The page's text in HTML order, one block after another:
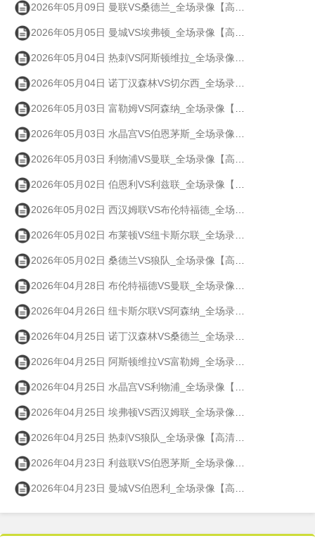
2026年05月09日 曼联VS桑德兰_全场录像【高清回放】
2026年05月05日 曼城VS埃弗顿_全场录像【高清回放】
2026年05月04日 热刺VS阿斯顿维拉_全场录像【高清回放】
2026年05月04日 诺丁汉森林VS切尔西_全场录像【高清回放】
2026年05月03日 富勒姆VS阿森纳_全场录像【高清回放】
2026年05月03日 水晶宫VS伯恩茅斯_全场录像【高清回放】
2026年05月03日 利物浦VS曼联_全场录像【高清回放】
2026年05月02日 伯恩利VS利兹联_全场录像【高清回放】
2026年05月02日 西汉姆联VS布伦特福德_全场录像【高清回放】
2026年05月02日 布莱顿VS纽卡斯尔联_全场录像【高清回放】
2026年05月02日 桑德兰VS狼队_全场录像【高清回放】
2026年04月28日 布伦特福德VS曼联_全场录像【高清回放】
2026年04月26日 纽卡斯尔联VS阿森纳_全场录像【高清回放】
2026年04月25日 诺丁汉森林VS桑德兰_全场录像【高清回放】
2026年04月25日 阿斯顿维拉VS富勒姆_全场录像【高清回放】
2026年04月25日 水晶宫VS利物浦_全场录像【高清回放】
2026年04月25日 埃弗顿VS西汉姆联_全场录像【高清回放】
2026年04月25日 热刺VS狼队_全场录像【高清回放】
2026年04月23日 利兹联VS伯恩茅斯_全场录像【高清回放】
2026年04月23日 曼城VS伯恩利_全场录像【高清回放】